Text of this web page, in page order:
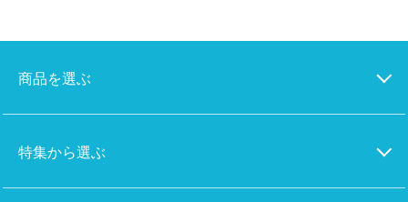
商品を選ぶ
特集から選ぶ